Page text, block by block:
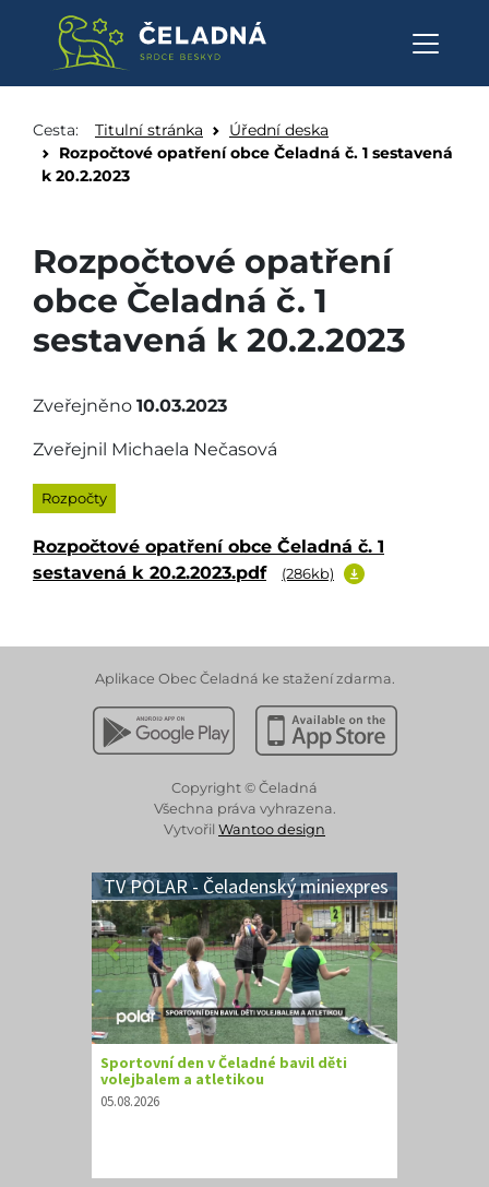
Cesta: Titulní stránka
Úřední deska
Rozpočtové opatření obce Čeladná č. 1 sestavená
k 20.2.2023
Rozpočtové opatření
obce Čeladná č. 1
sestavená k 20.2.2023
Zveřejněno 10.03.2023
Zveřejnil Michaela Nečasová
Rozpočty
Rozpočtové opatření obce Čeladná č. 1
sestavená k 20.2.2023.pdf
(286kb)
Aplikace Obec Čeladná ke stažení zdarma.
Stáhnout z Google PlayStáhnout z Apple App
Copyright © Čeladná
Všechna práva vyhrazena.
Vytvořil Wantoo design